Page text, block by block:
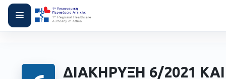
ΔΙΑΚΗΡΥΞΗ 6/2021 ΚΑΙ